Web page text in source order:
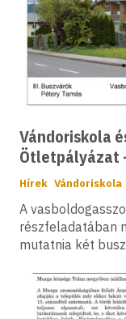
Vándoriskola
Ötletpályázat
Hírek Vándoriskola
A
részfeladatában
mutatnia két